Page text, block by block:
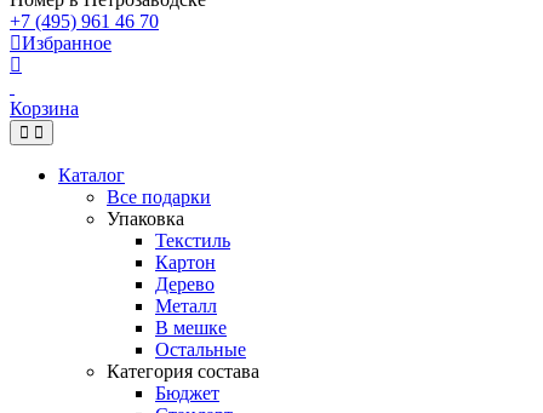
+7 (495) 961 46 70
Избранное
Корзина
Каталог
Все подарки
Упаковка
Текстиль
Картон
Дерево
Металл
В мешке
Остальные
Категория состава
Бюджет